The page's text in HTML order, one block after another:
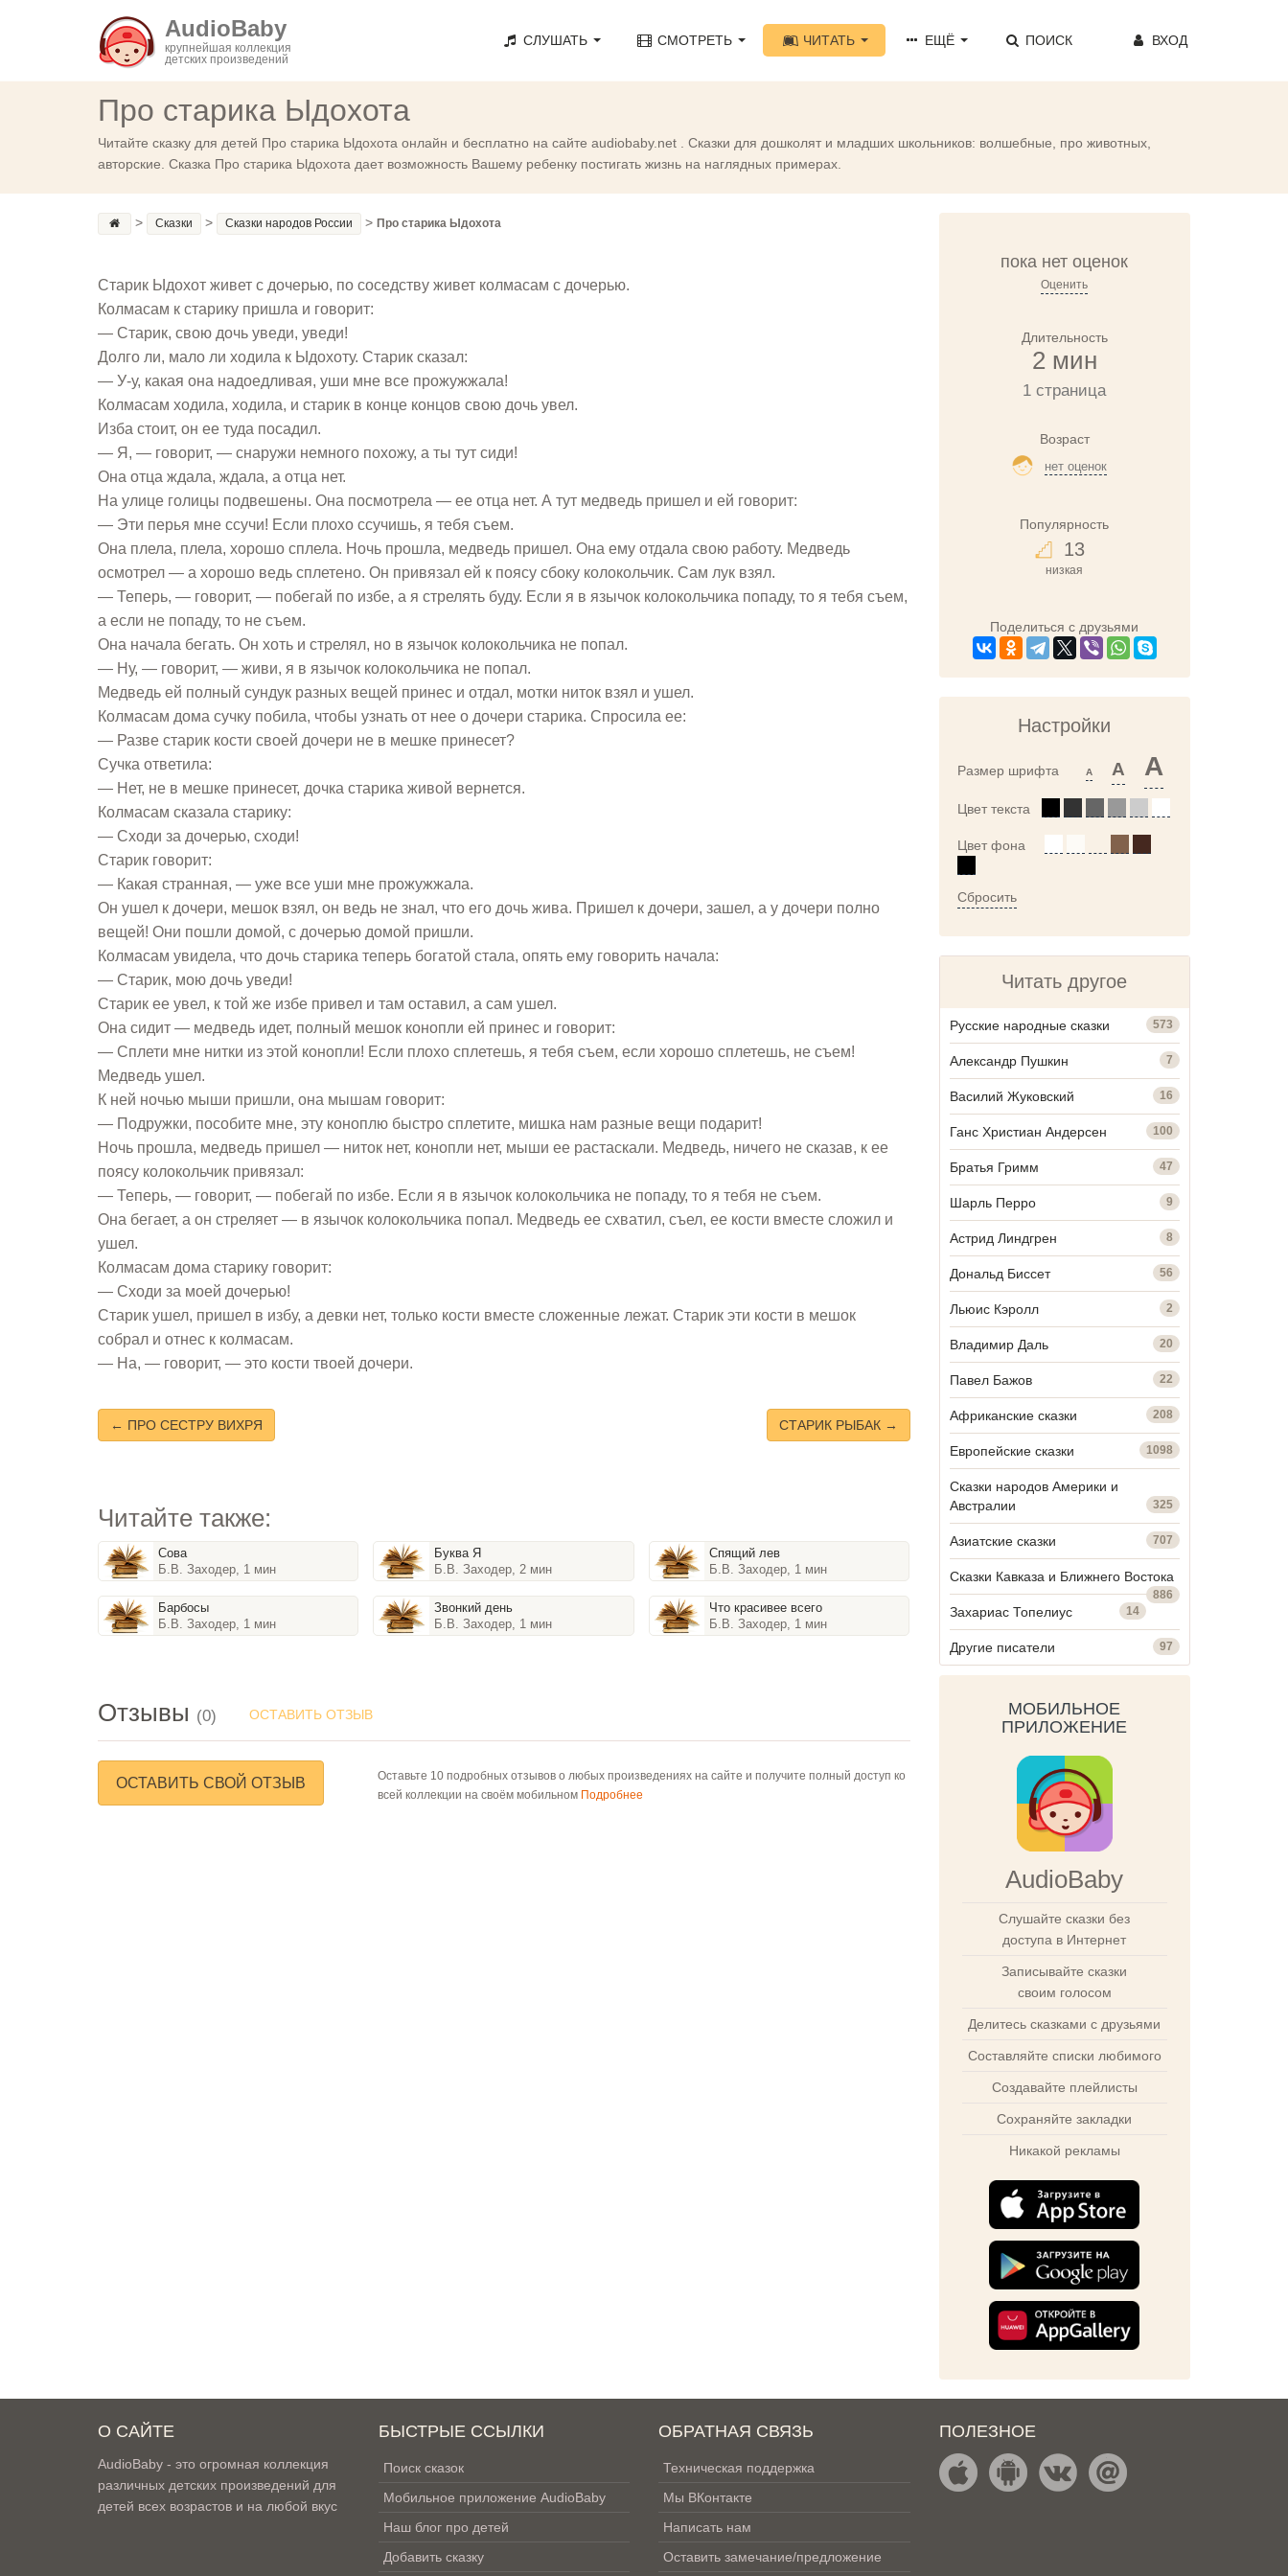
AudioBaby
крупнейшая коллекция
детских произведений
СЛУШАТЬ СМОТРЕТЬ ЧИТАТЬ ЕЩЁ ПОИСК ВХОД
Про старика Ыдохота
Читайте сказку для детей Про старика Ыдохота онлайн и бесплатно на сайте audiobaby.net . Сказки для дошколят и младших школьников: волшебные, про животных,
авторские. Сказка Про старика Ыдохота дает возможность Вашему ребенку постигать жизнь на наглядных примерах.
> Сказки > Сказки народов России > Про старика Ыдохота
Старик Ыдохот живет с дочерью, по соседству живет колмасам с дочерью.
Колмасам к старику пришла и говорит:
— Старик, свою дочь уведи, уведи!
Долго ли, мало ли ходила к Ыдохоту. Старик сказал:
— У-у, какая она надоедливая, уши мне все прожужжала!
Колмасам ходила, ходила, и старик в конце концов свою дочь увел.
Изба стоит, он ее туда посадил.
— Я, — говорит, — снаружи немного похожу, а ты тут сиди!
Она отца ждала, ждала, а отца нет.
На улице голицы подвешены. Она посмотрела — ее отца нет. А тут медведь пришел и ей говорит:
— Эти перья мне ссучи! Если плохо ссучишь, я тебя съем.
Она плела, плела, хорошо сплела. Ночь прошла, медведь пришел. Она ему отдала свою работу. Медведь
осмотрел — а хорошо ведь сплетено. Он привязал ей к поясу сбоку колокольчик. Сам лук взял.
— Теперь, — говорит, — побегай по избе, а я стрелять буду. Если я в язычок колокольчика попаду, то я тебя съем,
а если не попаду, то не съем.
Она начала бегать. Он хоть и стрелял, но в язычок колокольчика не попал.
— Ну, — говорит, — живи, я в язычок колокольчика не попал.
Медведь ей полный сундук разных вещей принес и отдал, мотки ниток взял и ушел.
Колмасам дома сучку побила, чтобы узнать от нее о дочери старика. Спросила ее:
— Разве старик кости своей дочери не в мешке принесет?
Сучка ответила:
— Нет, не в мешке принесет, дочка старика живой вернется.
Колмасам сказала старику:
— Сходи за дочерью, сходи!
Старик говорит:
— Какая странная, — уже все уши мне прожужжала.
Он ушел к дочери, мешок взял, он ведь не знал, что его дочь жива. Пришел к дочери, зашел, а у дочери полно
вещей! Они пошли домой, с дочерью домой пришли.
Колмасам увидела, что дочь старика теперь богатой стала, опять ему говорить начала:
— Старик, мою дочь уведи!
Старик ее увел, к той же избе привел и там оставил, а сам ушел.
Она сидит — медведь идет, полный мешок конопли ей принес и говорит:
— Сплети мне нитки из этой конопли! Если плохо сплетешь, я тебя съем, если хорошо сплетешь, не съем!
Медведь ушел.
К ней ночью мыши пришли, она мышам говорит:
— Подружки, пособите мне, эту коноплю быстро сплетите, мишка нам разные вещи подарит!
Ночь прошла, медведь пришел — ниток нет, конопли нет, мыши ее растаскали. Медведь, ничего не сказав, к ее
поясу колокольчик привязал:
— Теперь, — говорит, — побегай по избе. Если я в язычок колокольчика не попаду, то я тебя не съем.
Она бегает, а он стреляет — в язычок колокольчика попал. Медведь ее схватил, съел, ее кости вместе сложил и
ушел.
Колмасам дома старику говорит:
— Сходи за моей дочерью!
Старик ушел, пришел в избу, а девки нет, только кости вместе сложенные лежат. Старик эти кости в мешок
собрал и отнес к колмасам.
— На, — говорит, — это кости твоей дочери.
← ПРО СЕСТРУ ВИХРЯ СТАРИК РЫБАК →
Читайте также:
Сова
Б.В. Заходер, 1 мин
Барбосы
Б.В. Заходер, 1 мин
Буква Я
Б.В. Заходер, 2 мин
Звонкий день
Б.В. Заходер, 1 мин
Спящий лев
Б.В. Заходер, 1 мин
Что красивее всего
Б.В. Заходер, 1 мин
Отзывы (0) ОСТАВИТЬ ОТЗЫВ
ОСТАВИТЬ СВОЙ ОТЗЫВ
Оставьте 10 подробных отзывов о любых произведениях на сайте и получите полный доступ ко
всей коллекции на своём мобильном Подробнее
пока нет оценок
Оценить
Длительность
2 мин
1 страница
Возраст
нет оценок
Популярность
13
низкая
Поделиться с друзьями
Настройки
Размер шрифта A A A
Цвет текста
Цвет фона
Сбросить
Читать другое
Русские народные сказки 573
Александр Пушкин 7
Василий Жуковский 16
Ганс Христиан Андерсен 100
Братья Гримм 47
Шарль Перро 9
Астрид Линдгрен 8
Дональд Биссет 56
Льюис Кэролл 2
Владимир Даль 20
Павел Бажов 22
Африканские сказки 208
Европейские сказки 1098
Сказки народов Америки и
Австралии
325
Азиатские сказки 707
Сказки Кавказа и Ближнего Востока
886
Захариас Топелиус 14
Другие писатели 97
МОБИЛЬНОЕ
ПРИЛОЖЕНИЕ
AudioBaby
Слушайте сказки без
доступа в Интернет
Записывайте сказки
своим голосом
Делитесь сказками с друзьями
Составляйте списки любимого
Создавайте плейлисты
Сохраняйте закладки
Никакой рекламы
О САЙТЕ
AudioBaby - это огромная коллекция
различных детских произведений для
детей всех возрастов и на любой вкус
БЫСТРЫЕ ССЫЛКИ
Поиск сказок
Мобильное приложение AudioBaby
Наш блог про детей
Добавить сказку
ОБРАТНАЯ СВЯЗЬ
Техническая поддержка
Мы ВКонтакте
Написать нам
Оставить замечание/предложение
ПОЛЕЗНОЕ